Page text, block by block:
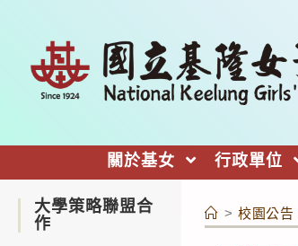
關於基女 行政單位
> 校園公告
大學策略聯盟合
作